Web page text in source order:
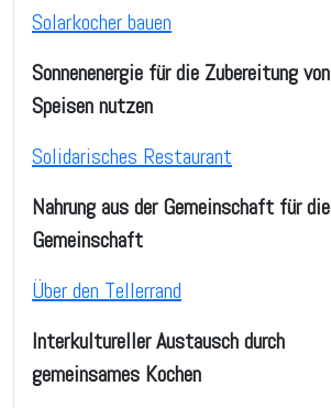
Solarkocher bauen
Sonnenenergie für die Zubereitung von
Speisen nutzen
Solidarisches Restaurant
Nahrung aus der Gemeinschaft für die
Gemeinschaft
Über den Tellerrand
Interkultureller Austausch durch
gemeinsames Kochen